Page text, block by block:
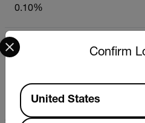
0.10%
ソフトウェア＆ファームウ
Confirm
Select your preferred country
Available Locations
United States